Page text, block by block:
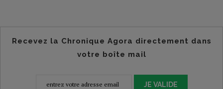
Recevez la Chronique Agora directement dans
votre boîte mail
JE VALIDE